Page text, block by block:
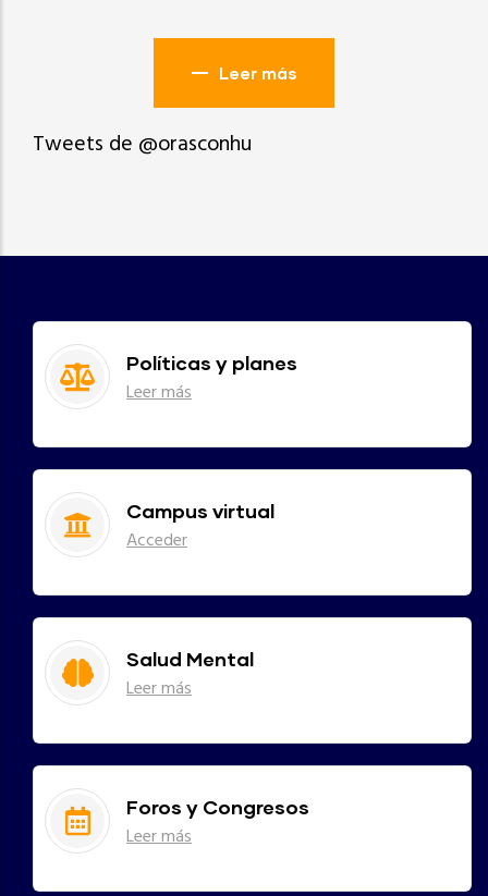
Leer más
Tweets de @orasconhu
Políticas y planes
Leer más
Campus virtual
Acceder
Salud Mental
Leer más
Foros y Congresos
Leer más